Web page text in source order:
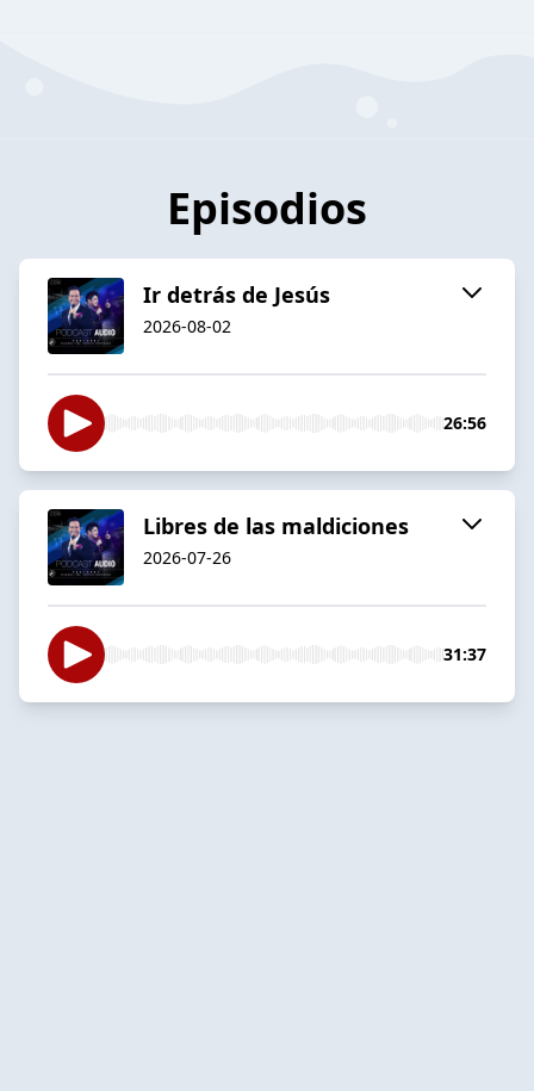
Episodios
Ir detrás de Jesús
2026-08-02
26:56
Libres de las maldiciones
2026-07-26
31:37